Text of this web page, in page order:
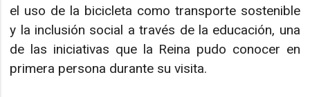
el uso de la bicicleta como transporte sostenible
y la inclusión social a través de la educación, una
de las iniciativas que la Reina pudo conocer en
primera persona durante su visita.